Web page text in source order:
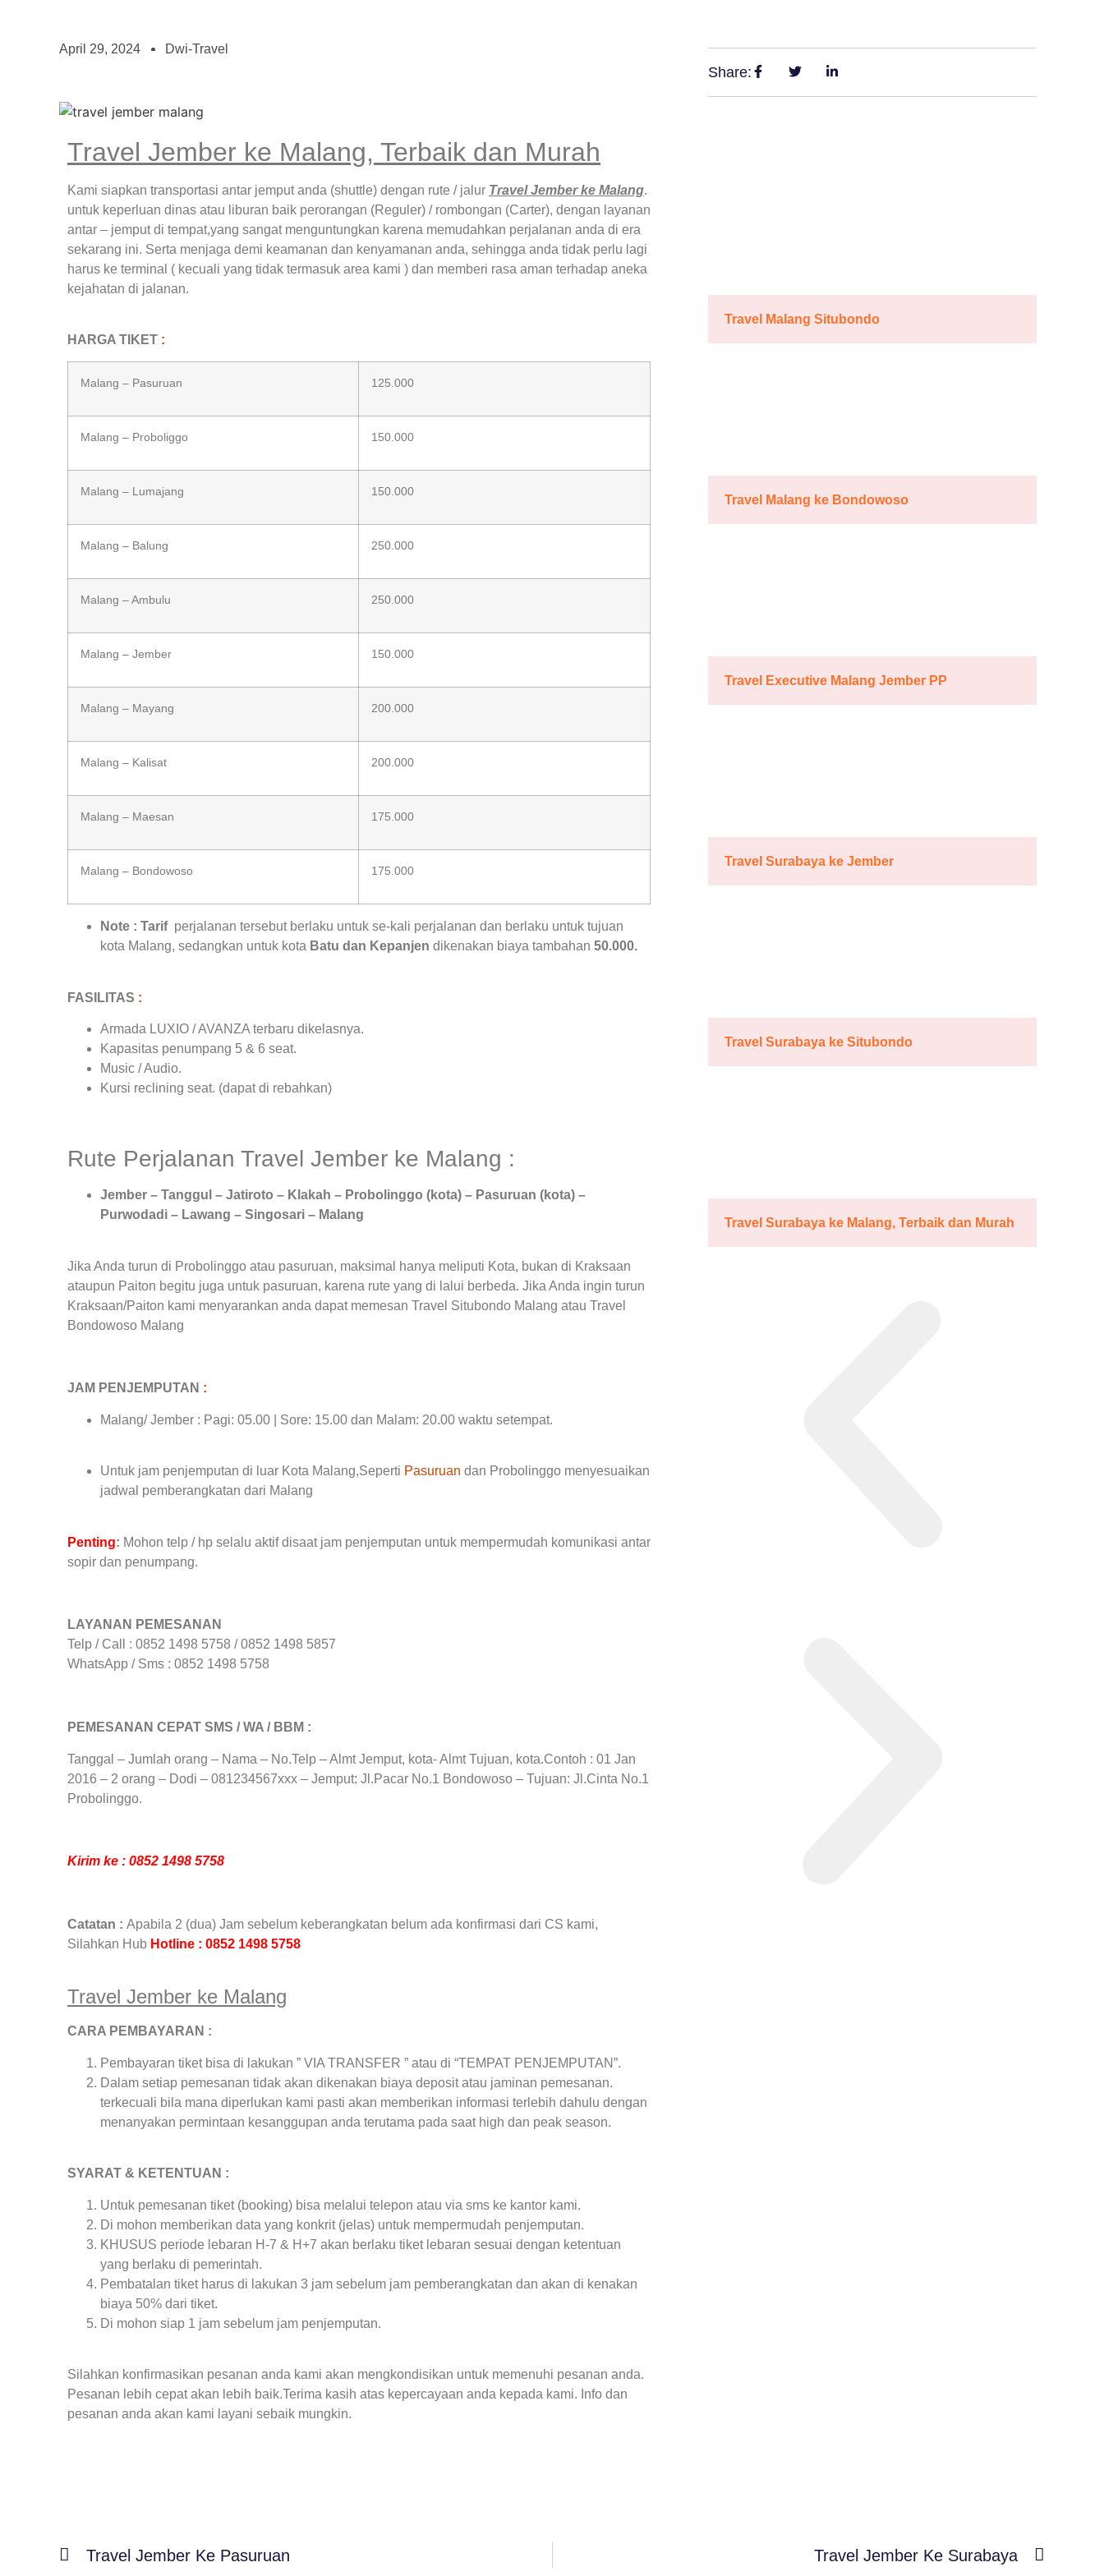
April 29, 2024 Dwi-Travel
Travel Jember ke Malang, Terbaik dan Murah
Kami siapkan transportasi antar jemput anda (shuttle) dengan rute / jalur Travel Jember ke Malang.
untuk keperluan dinas atau liburan baik perorangan (Reguler) / rombongan (Carter), dengan layanan
antar – jemput di tempat,yang sangat menguntungkan karena memudahkan perjalanan anda di era
sekarang ini. Serta menjaga demi keamanan dan kenyamanan anda, sehingga anda tidak perlu lagi
harus ke terminal ( kecuali yang tidak termasuk area kami ) dan memberi rasa aman terhadap aneka
kejahatan di jalanan.
HARGA TIKET :
Malang – Pasuruan 125.000
Malang – Proboliggo 150.000
Malang – Lumajang 150.000
Malang – Balung 250.000
Malang – Ambulu 250.000
Malang – Jember 150.000
Malang – Mayang 200.000
Malang – Kalisat 200.000
Malang – Maesan 175.000
Malang – Bondowoso 175.000
Note : Tarif perjalanan tersebut berlaku untuk se-kali perjalanan dan berlaku untuk tujuan
kota Malang, sedangkan untuk kota Batu dan Kepanjen dikenakan biaya tambahan 50.000.
FASILITAS :
Armada LUXIO / AVANZA terbaru dikelasnya.
Kapasitas penumpang 5 & 6 seat.
Music / Audio.
Kursi reclining seat. (dapat di rebahkan)
Rute Perjalanan Travel Jember ke Malang :
Jember – Tanggul – Jatiroto – Klakah – Probolinggo (kota) – Pasuruan (kota) –
Purwodadi – Lawang – Singosari – Malang
Jika Anda turun di Probolinggo atau pasuruan, maksimal hanya meliputi Kota, bukan di Kraksaan
ataupun Paiton begitu juga untuk pasuruan, karena rute yang di lalui berbeda. Jika Anda ingin turun
Kraksaan/Paiton kami menyarankan anda dapat memesan Travel Situbondo Malang atau Travel
Bondowoso Malang
JAM PENJEMPUTAN :
Malang/ Jember : Pagi: 05.00 | Sore: 15.00 dan Malam: 20.00 waktu setempat.
Untuk jam penjemputan di luar Kota Malang,Seperti Pasuruan dan Probolinggo menyesuaikan
jadwal pemberangkatan dari Malang
Penting: Mohon telp / hp selalu aktif disaat jam penjemputan untuk mempermudah komunikasi antar
sopir dan penumpang.
LAYANAN PEMESANAN
Telp / Call : 0852 1498 5758 / 0852 1498 5857
WhatsApp / Sms : 0852 1498 5758
PEMESANAN CEPAT SMS / WA / BBM :
Tanggal – Jumlah orang – Nama – No.Telp – Almt Jemput, kota- Almt Tujuan, kota.Contoh : 01 Jan
2016 – 2 orang – Dodi – 081234567xxx – Jemput: Jl.Pacar No.1 Bondowoso – Tujuan: Jl.Cinta No.1
Probolinggo.
Kirim ke : 0852 1498 5758
Catatan : Apabila 2 (dua) Jam sebelum keberangkatan belum ada konfirmasi dari CS kami,
Silahkan Hub Hotline : 0852 1498 5758
Travel Jember ke Malang
CARA PEMBAYARAN :
Pembayaran tiket bisa di lakukan ” VIA TRANSFER ” atau di “TEMPAT PENJEMPUTAN”.
Dalam setiap pemesanan tidak akan dikenakan biaya deposit atau jaminan pemesanan.
terkecuali bila mana diperlukan kami pasti akan memberikan informasi terlebih dahulu dengan
menanyakan permintaan kesanggupan anda terutama pada saat high dan peak season.
SYARAT & KETENTUAN :
Untuk pemesanan tiket (booking) bisa melalui telepon atau via sms ke kantor kami.
Di mohon memberikan data yang konkrit (jelas) untuk mempermudah penjemputan.
KHUSUS periode lebaran H-7 & H+7 akan berlaku tiket lebaran sesuai dengan ketentuan
yang berlaku di pemerintah.
Pembatalan tiket harus di lakukan 3 jam sebelum jam pemberangkatan dan akan di kenakan
biaya 50% dari tiket.
Di mohon siap 1 jam sebelum jam penjemputan.
Silahkan konfirmasikan pesanan anda kami akan mengkondisikan untuk memenuhi pesanan anda.
Pesanan lebih cepat akan lebih baik.Terima kasih atas kepercayaan anda kepada kami. Info dan
pesanan anda akan kami layani sebaik mungkin.
Share:
Travel Malang Situbondo
Travel Malang ke Bondowoso
Travel Executive Malang Jember PP
Travel Surabaya ke Jember
Travel Surabaya ke Situbondo
Travel Surabaya ke Malang, Terbaik dan Murah
Travel Jember Ke Pasuruan Travel Jember Ke Surabaya